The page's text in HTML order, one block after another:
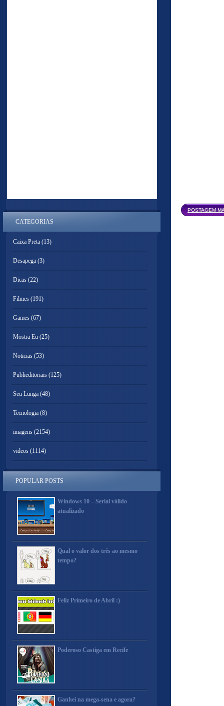
POSTAGEM
CATEGORIAS
Caixa Preta (13)
Desapega (3)
Dicas (22)
Filmes (191)
Games (67)
Mostra Eu (25)
Noticias (53)
Publieditoriais (125)
Seu Lunga (48)
Tecnologia (8)
imagens (2154)
videos (1114)
POPULAR POSTS
Windows 10 – Serial válido
atualizado
Qual o valor dos três ao mesmo
tempo?
Feliz Primeiro de Abril :)
Poderoso Castiga em Recife
Ganhei na mega-sena e agora?